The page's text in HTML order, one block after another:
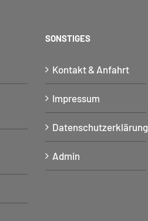
SONSTIGES
Kontakt & Anfahrt
Impressum
Datenschutzerklärung
Admin